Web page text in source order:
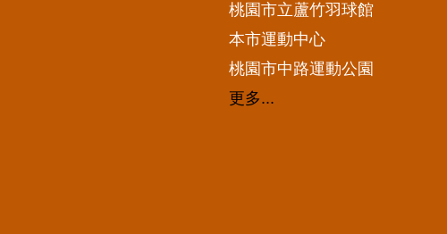
桃園市立蘆竹羽球館
本市運動中心
桃園市中路運動公園
更多...